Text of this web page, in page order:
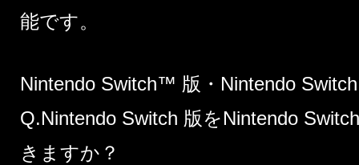
能です。
Nintendo Switch™ 版・Nintendo
Q.Nintendo Switch 版をNintendo
きますか？